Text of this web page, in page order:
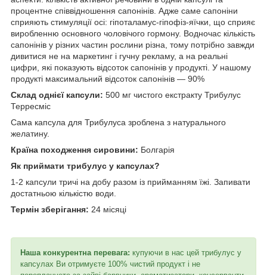
процентне співвідношення сапонінів. Адже саме сапоніни
сприяють стимуляції осі: гіпоталамус-гіпофіз-яїчки, що сприяє
виробленню основного чоловічого гормону. Водночас кількість
сапонінів у різних частин рослини різна, тому потрібно завжди
дивитися не на маркетинг і гучну рекламу, а на реальні
цифри, які показують відсоток сапонінів у продукті. У нашому
продукті максимальний відсоток сапонінів — 90%
Склад однієї капсули: 500 мг чистого екстракту Трибулус
Терресміс
Сама капсула для Трибулуса зроблена з натурального
желатину.
Країна походження сировини: Болгарія
Як приймати трибулус у капсулах?
1-2 капсули тричі на добу разом із прийманням їжі. Запивати
достатньою кількістю води.
Термін зберігання: 24 місяці
Наша конкурентна перевага: купуючи в нас цей трибулус у
капсулах Ви отримуєте 100% чистий продукт і не